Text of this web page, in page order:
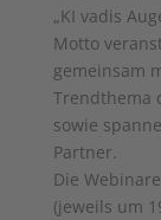
„KI vadis
Motto
gemeinsam
Trendthema
sowie
Partner.
Die
(jeweils um